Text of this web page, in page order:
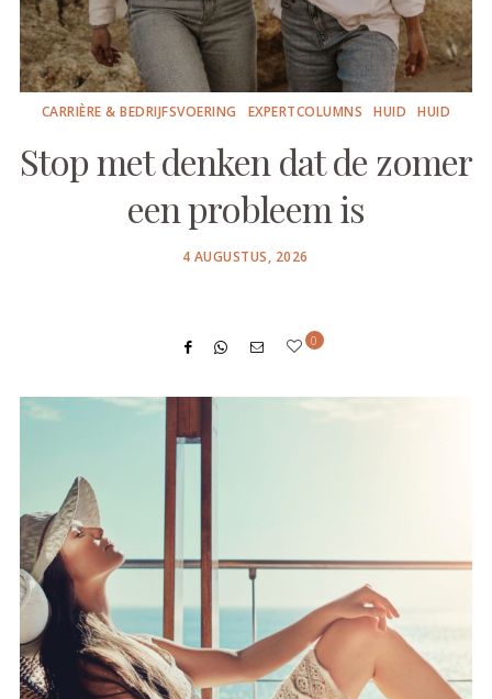
CARRIÈRE & BEDRIJFSVOERING EXPERTCOLUMNS HUID HUID
Stop met denken dat de zomer
een probleem is
POSTED
4 AUGUSTUS, 2026
0